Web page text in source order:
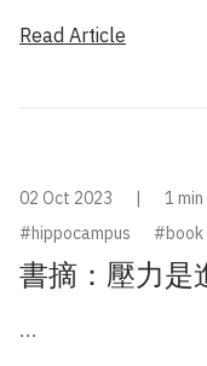
Read Article
02 Oct 2023 |
1
#hippocampus
#book
書摘：壓力是
...